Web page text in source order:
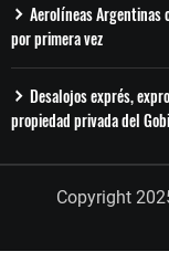
Aerolíneas Argentinas
por primera vez
Desalojos exprés,
propiedad privada del
Copyright